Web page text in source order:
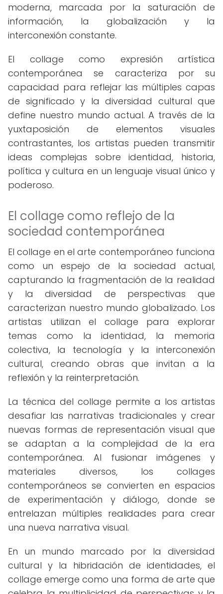
moderna, marcada por la saturación de
información, la globalización y la
interconexión constante.
El collage como expresión artística
contemporánea se caracteriza por su
capacidad para reflejar las múltiples capas
de significado y la diversidad cultural que
define nuestro mundo actual. A través de la
yuxtaposición de elementos visuales
contrastantes, los artistas pueden transmitir
ideas complejas sobre identidad, historia,
política y cultura en un lenguaje visual único y
poderoso.
El collage como reflejo de la
sociedad contemporánea
El collage en el arte contemporáneo funciona
como un espejo de la sociedad actual,
capturando la fragmentación de la realidad
y la diversidad de perspectivas que
caracterizan nuestro mundo globalizado. Los
artistas utilizan el collage para explorar
temas como la identidad, la memoria
colectiva, la tecnología y la interconexión
cultural, creando obras que invitan a la
reflexión y la reinterpretación.
La técnica del collage permite a los artistas
desafiar las narrativas tradicionales y crear
nuevas formas de representación visual que
se adaptan a la complejidad de la era
contemporánea. Al fusionar imágenes y
materiales diversos, los collages
contemporáneos se convierten en espacios
de experimentación y diálogo, donde se
entrelazan múltiples realidades para crear
una nueva narrativa visual.
En un mundo marcado por la diversidad
cultural y la hibridación de identidades, el
collage emerge como una forma de arte que